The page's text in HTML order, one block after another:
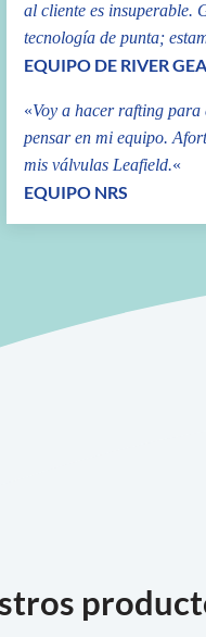
al cliente es insuperable.
tecnología de punta;
EQUIPO DE RIVER
«Voy a hacer rafting para
pensar en mi equipo.
mis válvulas Leafield.«
EQUIPO NRS